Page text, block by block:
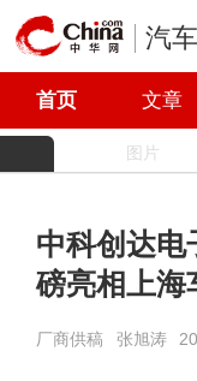
汽车
首页 文章
图片
中科创达电
磅亮相上海
厂商供稿 张旭涛